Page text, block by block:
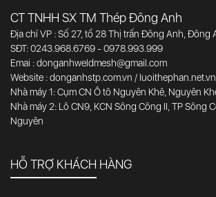
CT TNHH SX TM Thép Đông Anh
Địa chỉ VP : Số 27, tổ 28 Thị trấn Đông Anh, Đông
SĐT: 0243.968.6769 - 0978.993.999
Emai : donganhweldmesh@gmail.com
Website : donganhstp.com.vn / luoithephan.net.vn
Nhà máy 1: Cụm CN Ô tô Nguyên Khê, Nguyên
Nhà máy 2: Lô CN9, KCN Sông Công II, TP Sông
Nguyên
HỖ TRỢ KHÁCH HÀNG